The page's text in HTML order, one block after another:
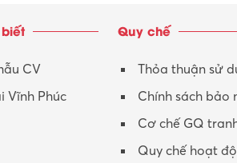
CV
Vĩnh Phúc
Quy chế
Thỏa thuận sử
Chính sách bảo
Cơ chế GQ
Quy chế hoạt